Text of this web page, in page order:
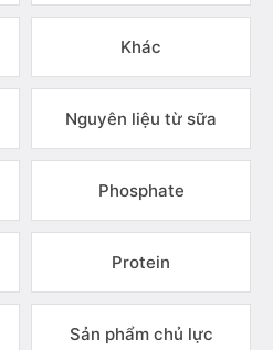
Khác
Nguyên liệu từ sữa
Phosphate
Protein
Sản phẩm chủ lực